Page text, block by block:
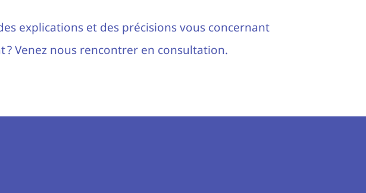
explications et des précisions vous concernant
? Venez nous rencontrer en consultation.